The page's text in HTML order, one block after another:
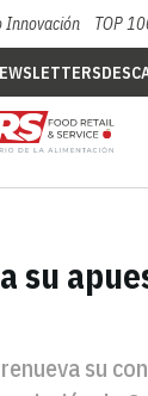
Innovación TOP
su
su